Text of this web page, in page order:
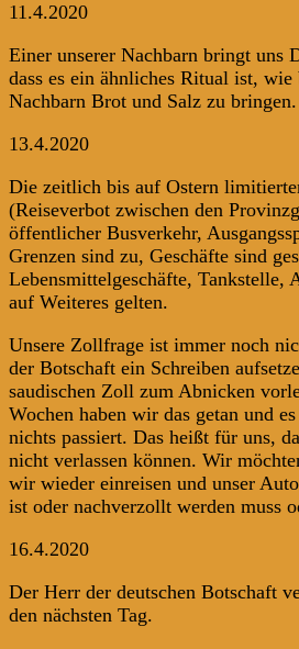
11.4.2020
Einer unserer Nachbarn bringt uns
dass es ein ähnliches Ritual ist, wie
Nachbarn Brot und Salz zu bringen.
13.4.2020
Die zeitlich bis auf Ostern
(Reiseverbot zwischen den
öffentlicher Busverkehr,
Grenzen sind zu, Geschäfte sind
Lebensmittelgeschäfte, Tankstelle,
auf Weiteres gelten.
Unsere Zollfrage ist immer noch
der Botschaft ein Schreiben
saudischen Zoll zum Abnicken
Wochen haben wir das getan und
nichts passiert. Das heißt für uns,
nicht verlassen können. Wir
wir wieder einreisen und unser
ist oder nachverzollt werden muss
16.4.2020
Der Herr der deutschen Botschaft
den nächsten Tag.